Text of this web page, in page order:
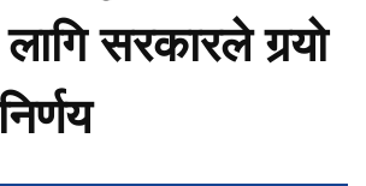
लागि सरकारले गर्‍यो